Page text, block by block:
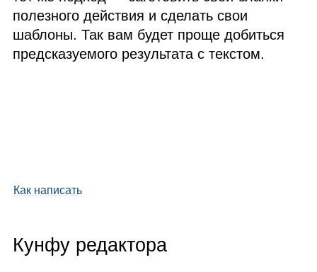
полезного действия и сделать свои
шаблоны. Так вам будет проще добиться
предсказуемого результата с текстом.
Как написать
Кунфу редактора